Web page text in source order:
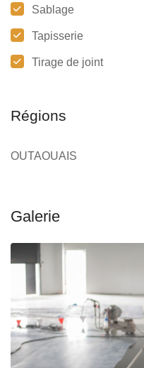
Sablage
Tapisserie
Tirage de joint
Régions
OUTAOUAIS